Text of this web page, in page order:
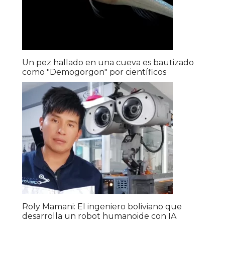
Un pez hallado en una cueva es bautizado
como "Demogorgon" por científicos
Roly Mamani: El ingeniero boliviano que
desarrolla un robot humanoide con IA